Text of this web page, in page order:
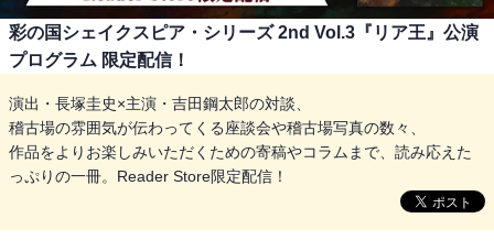
彩の国シェイクスピア・シリーズ 2nd Vol.3『リア王』公演
プログラム 限定配信！
演出・長塚圭史×主演・吉田鋼太郎の対談、
稽古場の雰囲気が伝わってくる座談会や稽古場写真の数々、
作品をよりお楽しみいただくための寄稿やコラムまで、読み応えた
っぷりの一冊。Reader Store限定配信！